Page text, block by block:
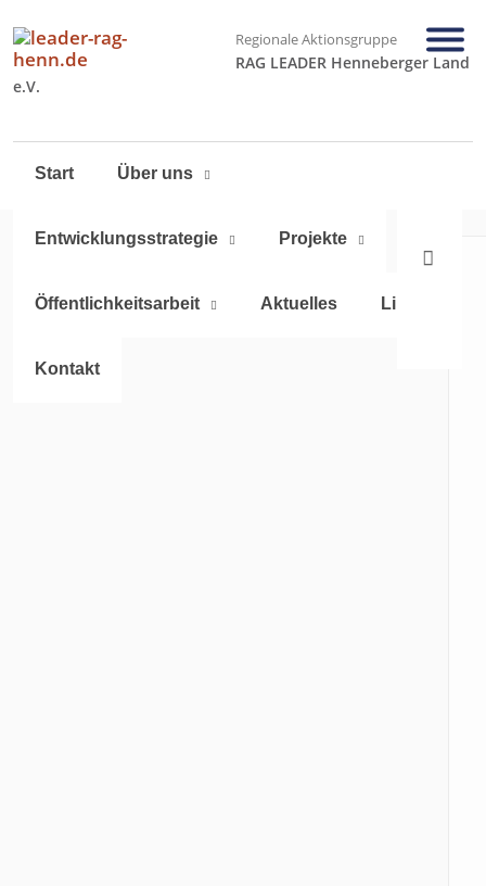
Regionale Aktionsgruppe
RAG LEADER Henneberger Land
e.V.
Start Über uns
Entwicklungsstrategie Projekte
Öffentlichkeitsarbeit Aktuelles Links
Kontakt